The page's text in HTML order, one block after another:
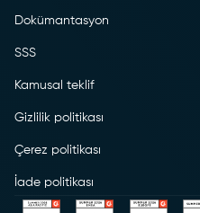
Dokümantasyon
SSS
Kamusal teklif
Gizlilik politikası
Çerez politikası
İade politikası